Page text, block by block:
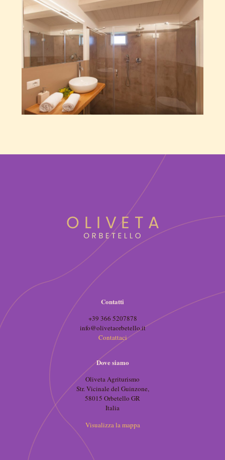
Contatti
+39 366 5207878
info@olivetaorbetello.it
Contattaci
Dove siamo
Oliveta Agriturismo
Str. Vicinale del Guinzone,
58015 Orbetello GR
Italia
Visualizza la mappa